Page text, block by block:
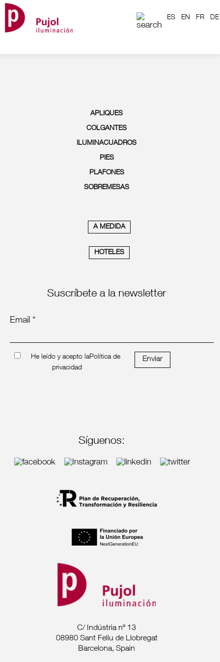
ES EN FR DE
APLIQUES
COLGANTES
ILUMINACUADROS
PIES
PLAFONES
SOBREMESAS
A MEDIDA
HOTELES
Suscríbete a la newsletter
Email *
He leído y acepto laPolítica de
privacidad
Enviar
Síguenos:
C/ Indústria nº 13
08980 Sant Feliu de Llobregat
Barcelona, Spain